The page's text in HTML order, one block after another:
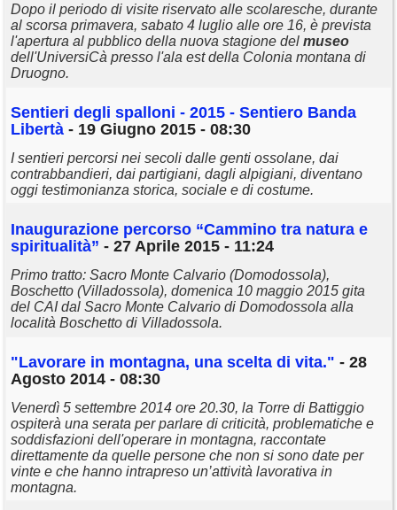
Dopo il periodo di visite riservato alle scolaresche, durante
al scorsa primavera, sabato 4 luglio alle ore 16, è prevista
l'apertura al pubblico della nuova stagione del museo
dell'UniversiCà presso l'ala est della Colonia montana di
Druogno.
Sentieri degli spalloni - 2015 - Sentiero Banda
Libertà - 19 Giugno 2015 - 08:30
I sentieri percorsi nei secoli dalle genti ossolane, dai
contrabbandieri, dai partigiani, dagli alpigiani, diventano
oggi testimonianza storica, sociale e di costume.
Inaugurazione percorso “Cammino tra natura e
spiritualità” - 27 Aprile 2015 - 11:24
Primo tratto: Sacro Monte Calvario (Domodossola),
Boschetto (Villadossola), domenica 10 maggio 2015 gita
del CAI dal Sacro Monte Calvario di Domodossola alla
località Boschetto di Villadossola.
"Lavorare in montagna, una scelta di vita." - 28
Agosto 2014 - 08:30
Venerdì 5 settembre 2014 ore 20.30, la Torre di Battiggio
ospiterà una serata per parlare di criticità, problematiche e
soddisfazioni dell'operare in montagna, raccontate
direttamente da quelle persone che non si sono date per
vinte e che hanno intrapreso un’attività lavorativa in
montagna.